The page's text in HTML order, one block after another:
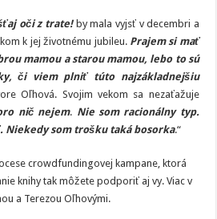
oči z trate!by mala vyjsť v decembri a
k jej životnému jubileu. Prajem si mať
mamou a starou mamou, lebo to sú
či viem plniť túto najzákladnejšiu
Oľhová. Svojim vekom sa nezaťažuje
nič nejem. Nie som racionálny typ.
Niekedy som trošku taká bosorka.“
crowdfundingovej kampane, ktorá
knihy tak môžete podporiť aj vy. Viac v
a Terezou Oľhovými.